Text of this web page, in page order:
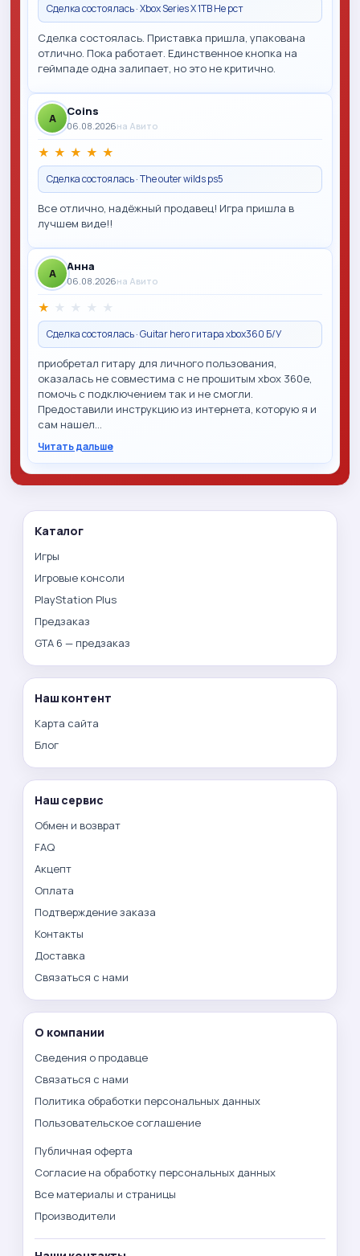
Сделка состоялась · Xbox Series X 1TB Не рст
Сделка состоялась. Приставка пришла, упакована
отлично. Пока работает. Единственное кнопка на
геймпаде одна залипает, но это не критично.
A Coins
06.08.2026на Авито
★ ★ ★ ★ ★
Сделка состоялась · The outer wilds ps5
Все отлично, надёжный продавец! Игра пришла в
лучшем виде!!
A Анна
06.08.2026на Авито
★ ★ ★ ★ ★
Сделка состоялась · Guitar hero гитара xbox360 Б/У
приобретал гитару для личного пользования,
оказалась не совместима с не прошитым xbox 360e,
помочь с подключением так и не смогли.
Предоставили инструкцию из интернета, которую я и
сам нашел…
Читать дальше
Каталог
Игры
Игровые консоли
PlayStation Plus
Предзаказ
GTA 6 — предзаказ
Наш контент
Карта сайта
Блог
Наш сервис
Обмен и возврат
FAQ
Акцепт
Оплата
Подтверждение заказа
Контакты
Доставка
Связаться с нами
О компании
Сведения о продавце
Связаться с нами
Политика обработки персональных данных
Пользовательское соглашение
Публичная оферта
Согласие на обработку персональных данных
Все материалы и страницы
Производители